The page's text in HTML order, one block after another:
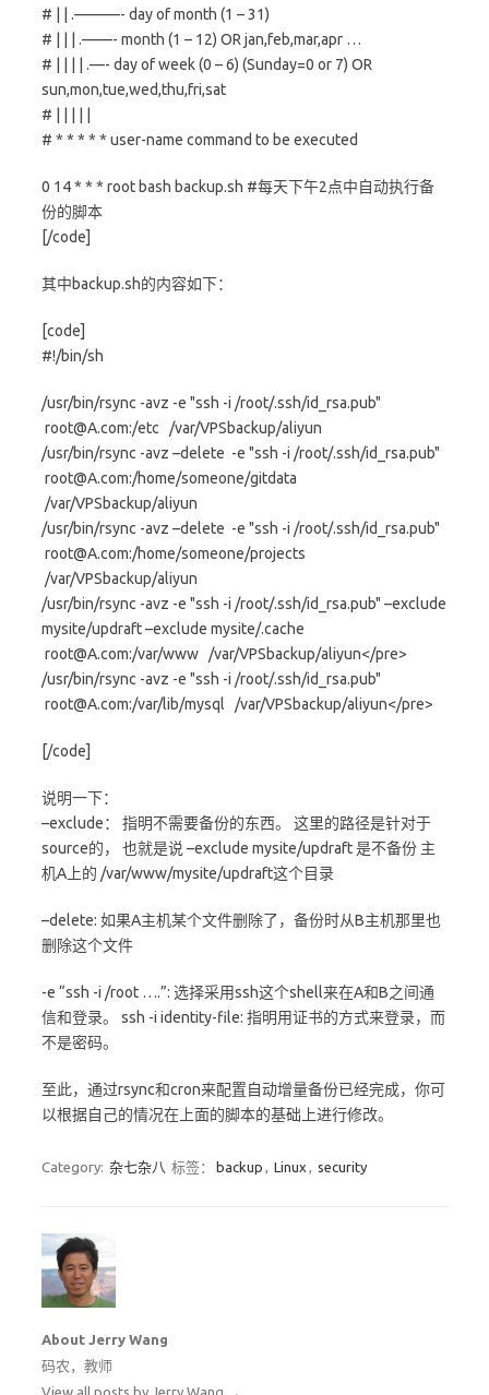
# | | .———- day of month (1 – 31)
# | | | .——- month (1 – 12) OR jan,feb,mar,apr …
# | | | | .—- day of week (0 – 6) (Sunday=0 or 7) OR
sun,mon,tue,wed,thu,fri,sat
# | | | | |
# * * * * * user-name command to be executed
0 14 * * * root bash backup.sh #每天下午2点中自动执行备
份的脚本
[/code]
其中backup.sh的内容如下：
[code]
#!/bin/sh
/usr/bin/rsync -avz -e "ssh -i /root/.ssh/id_rsa.pub"
root@A.com:/etc /var/VPSbackup/aliyun
/usr/bin/rsync -avz –delete -e "ssh -i /root/.ssh/id_rsa.pub"
root@A.com:/home/someone/gitdata
/var/VPSbackup/aliyun
/usr/bin/rsync -avz –delete -e "ssh -i /root/.ssh/id_rsa.pub"
root@A.com:/home/someone/projects
/var/VPSbackup/aliyun
/usr/bin/rsync -avz -e "ssh -i /root/.ssh/id_rsa.pub" –exclude
mysite/updraft –exclude mysite/.cache
root@A.com:/var/www /var/VPSbackup/aliyun</pre>
/usr/bin/rsync -avz -e "ssh -i /root/.ssh/id_rsa.pub"
root@A.com:/var/lib/mysql /var/VPSbackup/aliyun</pre>
[/code]
说明一下：
–exclude： 指明不需要备份的东西。 这里的路径是针对于
source的， 也就是说 –exclude mysite/updraft 是不备份 主
机A上的 /var/www/mysite/updraft这个目录
–delete: 如果A主机某个文件删除了，备份时从B主机那里也
删除这个文件
-e “ssh -i /root ….”: 选择采用ssh这个shell来在A和B之间通
信和登录。 ssh -i identity-file: 指明用证书的方式来登录，而
不是密码。
至此，通过rsync和cron来配置自动增量备份已经完成，你可
以根据自己的情况在上面的脚本的基础上进行修改。
Category: 杂七杂八 标签： backup , Linux , security
About Jerry Wang
码农，教师
View all posts by Jerry Wang
→